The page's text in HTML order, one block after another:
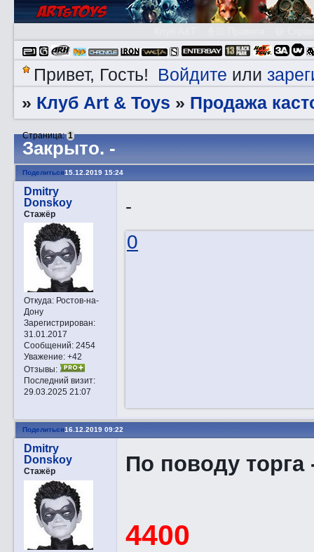
Привет, Гость! Войдите или
» Клуб Art & Toys » Продажа
Закрытo. -
Страница:1
Поделиться15.12.2019 15:24
Dmitry
Donskoy
Стажёр
Откуда:Ростов-на-
Дону
Зарегистрирован:
31.01.2017
Сообщений:2454
Уважение: +42
Отзывы:
Последний визит:
29.03.2025 21:07
-
0
Поделиться16.12.2019 09:22
Dmitry
Donskoy
Стажёр По поводу
4400